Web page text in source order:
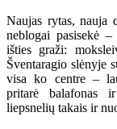
Naujas rytas, nauja
neblogai pasisekė
išties graži:
Šventaragio slėnyje
visa ko centre –
pritarė balafonas
liepsnelių takais ir